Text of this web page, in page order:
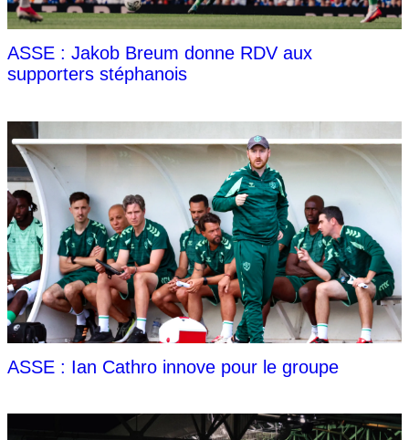
ASSE : Jakob Breum donne RDV aux
supporters stéphanois
ASSE : Ian Cathro innove pour le groupe